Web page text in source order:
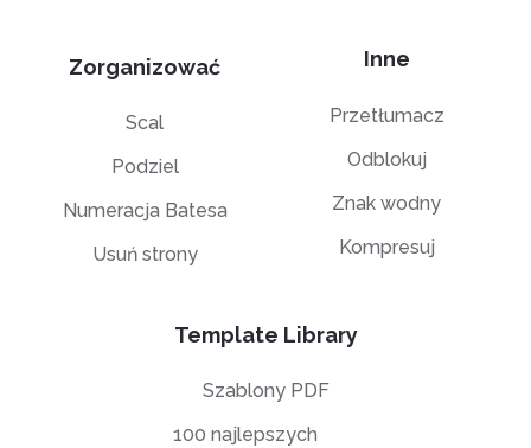
Zorganizować
Scal
Podziel
Numeracja Batesa
Usuń strony
Inne
Przetłumacz
Odblokuj
Znak wodny
Kompresuj
Template Library
Szablony PDF
100 najlepszych